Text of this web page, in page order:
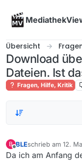
Übersicht
Download
Dateien. Ist
Fragen, Hilfe, Kritik
B
Offline
BLEschrieb am 12.
zuletzt editiert
Da ich am Anfang